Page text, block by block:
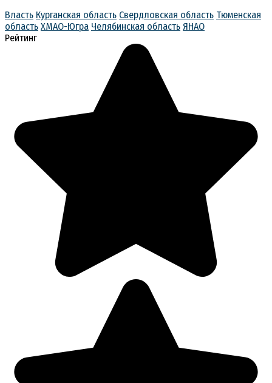
Власть Курганская область Свердловская область Тюменская
область ХМАО-Югра Челябинская область ЯНАО
Рейтинг